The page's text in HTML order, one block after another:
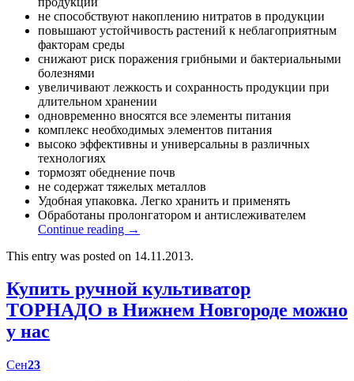
не способствуют накоплению нитратов в продукции
повышают устойчивость растений к неблагоприятным
факторам среды
снижают риск поражения грибными и бактериальными
болезнями
увеличивают лежкость и сохранность продукции при
длительном хранении
одновременно вносятся все элементы питания
комплекс необходимых элементов питания
высоко эффективны и универсальны в различных
технологиях
тормозят обеднение почв
не содержат тяжелых металлов
Удобная упаковка. Легко хранить и применять
Обработаны пролонгатором и антислеживателем
Continue reading →
This entry was posted on 14.11.2013.
Купить ручной культиватор
ТОРНАДО в Нижнем Новгороде можно
у нас
Сен23